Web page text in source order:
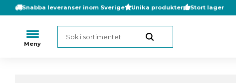
Snabba leveranser inom Sverige Unika produkter Stort lager